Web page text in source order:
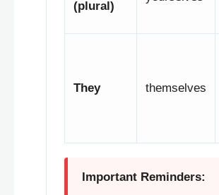
(plural)
They themselves
Important Reminders: